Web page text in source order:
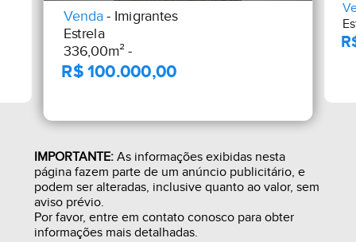
Venda- Imigrantes
Estrela
336,00m² -
IMPORTANTE:As informações exibidas nesta
página fazem parte de um anúncio publicitário, e
podem ser alteradas, inclusive quanto ao valor, sem
aviso prévio.
Por favor, entre em contato conosco para obter
informações mais detalhadas.